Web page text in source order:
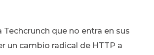
Techcrunch que no entra en sus
un cambio radical de HTTP a